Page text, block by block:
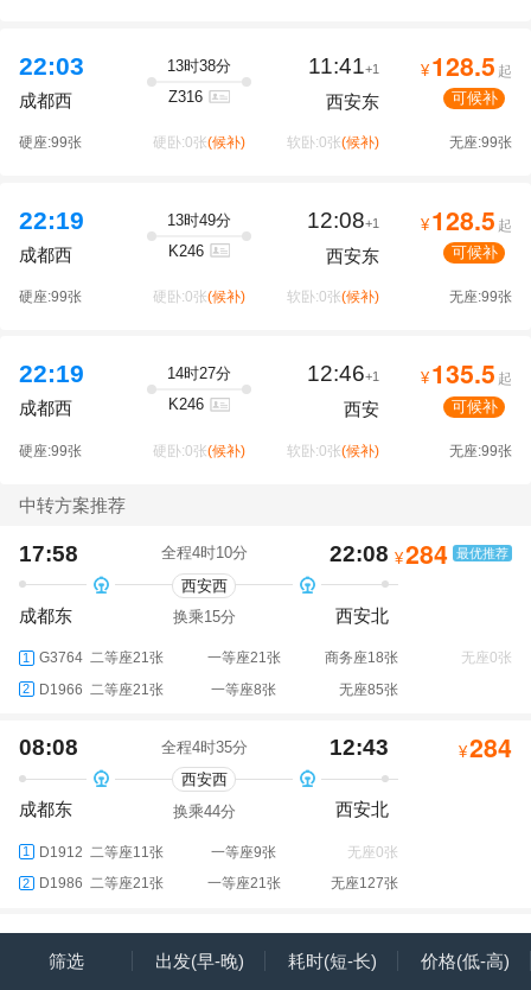
22:03
成都西
13时38分
Z316
11:41+1
西安东
¥ 128.5 起
可候补
硬座:99张 硬卧:0张(候补) 软卧:0张(候补) 无座:99张
22:19
成都西
13时49分
K246
12:08+1
西安东
¥ 128.5 起
可候补
硬座:99张 硬卧:0张(候补) 软卧:0张(候补) 无座:99张
22:19
成都西
14时27分
K246
12:46+1
西安
¥ 135.5 起
可候补
硬座:99张 硬卧:0张(候补) 软卧:0张(候补) 无座:99张
中转方案推荐
17:58
成都东
全程4时10分
西安西
换乘15分
22:08
西安北
¥284 最优推荐
1 G3764 二等座21张 一等座21张 商务座18张 无座0张
2 D1966 二等座21张 一等座8张 无座85张
08:08
成都东
全程4时35分
西安西
换乘44分
12:43
西安北
¥284
1 D1912 二等座11张 一等座9张 无座0张
2 D1986 二等座21张 一等座21张 无座127张
16:08
西安西
20:48 281
筛选 出发(早-晚) 耗时(短-长) 价格(低-高)